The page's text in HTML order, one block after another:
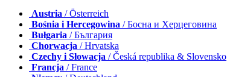
Austria / Österreich
Bośnia i Hercegowina / Босна и Херцеговина
Bułgaria / България
Chorwacja / Hrvatska
Czechy i Słowacja / Česká republika & Slovensko
Francja / France